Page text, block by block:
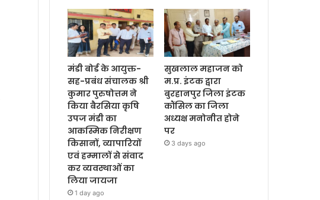
मंडी बोर्ड के आयुक्त-
सह-प्रबंध संचालक श्री
कुमार पुरुषोत्तम ने
किया बैरसिया कृषि
उपज मंडी का
आकस्मिक निरीक्षण
किसानों, व्यापारियों
एवं हम्मालों से संवाद
कर व्यवस्थाओं का
लिया जायजा
1 day ago
सुखलाल महाजन को
म.प्र. इंटक द्वारा
बुरहानपुर जिला इंटक
कौंसिल का जिला
अध्यक्ष मनोनीत होने
पर
3 days ago